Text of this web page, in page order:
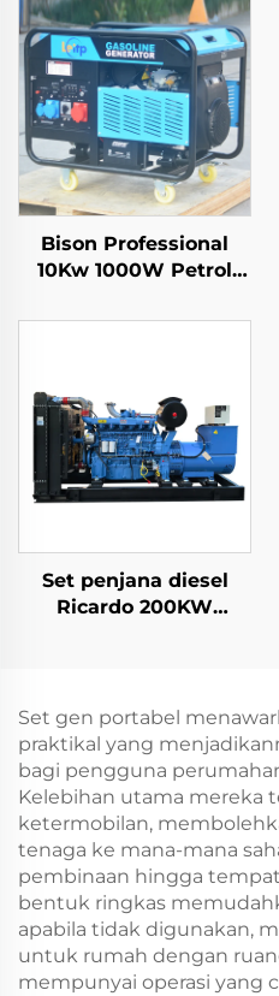
Bison Professional
10Kw 1000W Petrol
Single Phase 110V
Set penjana diesel
Ricardo 200KW
Set gen portabel
praktikal yang
bagi pengguna
Kelebihan utama mereka
ketermobilan,
tenaga ke mana-mana
pembinaan hingga
bentuk ringkas
apabila tidak digunakan,
untuk rumah dengan
mempunyai operasi yang